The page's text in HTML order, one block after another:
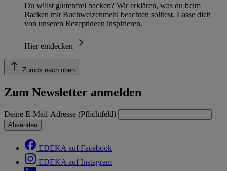
Du willst glutenfrei backen? Wir erklären, was du beim
Backen mit Buchweizenmehl beachten solltest. Lasse dich
von unseren Rezeptideen inspirieren.
Hier entdecken
Zurück nach oben
Zum Newsletter anmelden
Deine E-Mail-Adresse (Pflichtfeld)
Absenden
EDEKA auf Facebook
EDEKA auf Instagram